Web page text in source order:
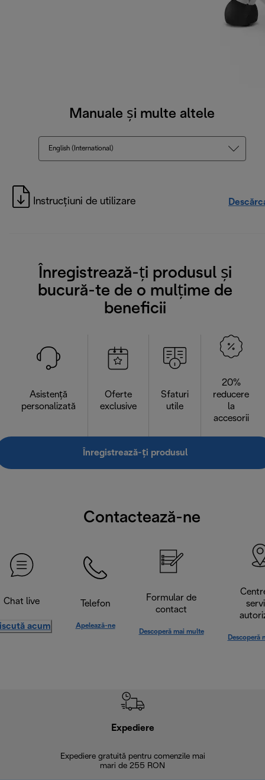
Manuale și multe altele
English (International)
Instrucțiuni de utilizare
Înregistrează-ți produsul și
bucură-te de o mulțime de
beneficii
Asistență
personalizată
Oferte
exclusive
Sfaturi
utile
20%
reducere
la
accesorii
Înregistrează-ți produsul
Contactează-ne
Chat live
acum
Telefon
Apelează-ne
Formular de
contact
Descoperă mai multe
Descoperă
Expediere
Expediere gratuită pentru comenzile mai
mari de 255 RON